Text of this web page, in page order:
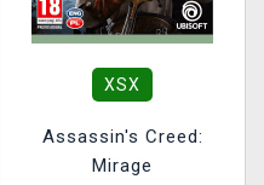
XSX
Assassin's Creed:
Mirage